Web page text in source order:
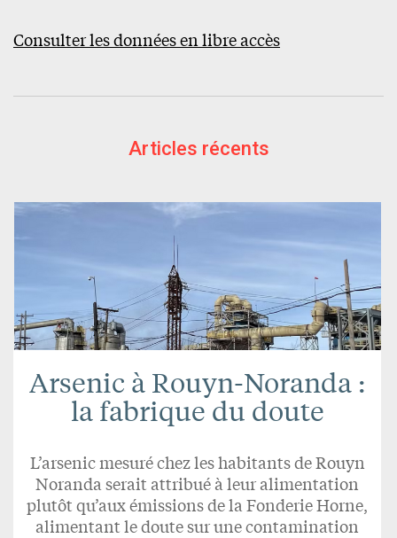
Consulter les données en libre accès
Articles récents
Arsenic à Rouyn-Noranda :
la fabrique du doute
L’arsenic mesuré chez les habitants de Rouyn
Noranda serait attribué à leur alimentation
plutôt qu’aux émissions de la Fonderie Horne,
alimentant le doute sur une contamination